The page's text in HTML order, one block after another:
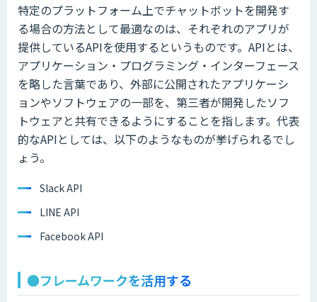
特定のプラットフォーム上でチャットボットを開発す
る場合の方法として最適なのは、それぞれのアプリが
提供しているAPIを使用するというものです。APIとは、
アプリケーション・プログラミング・インターフェース
を略した言葉であり、外部に公開されたアプリケーシ
ョンやソフトウェアの一部を、第三者が開発したソフ
トウェアと共有できるようにすることを指します。代表
的なAPIとしては、以下のようなものが挙げられるでし
ょう。
Slack API
LINE API
Facebook API
●フレームワークを活用する